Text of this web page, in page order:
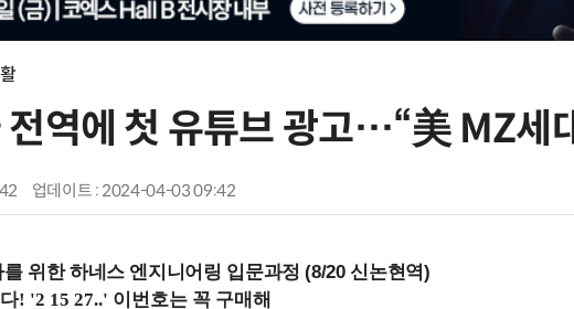
역에 첫 유튜브 광고…“美 MZ세
업데이트 : 2024-04-03 09:42
위한 하네스 엔지니어링 입문과정 (8/20 신논현역)